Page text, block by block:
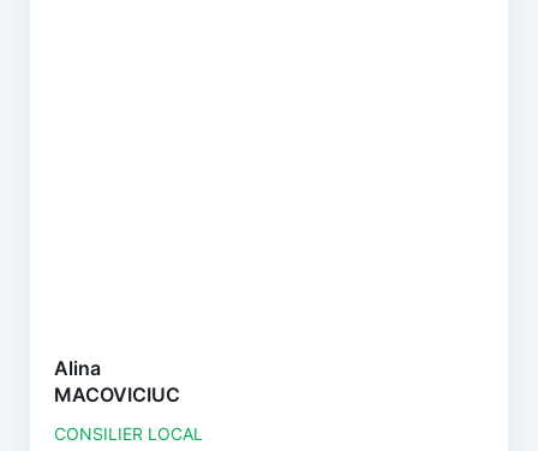
Alina
MACOVICIUC
CONSILIER LOCAL